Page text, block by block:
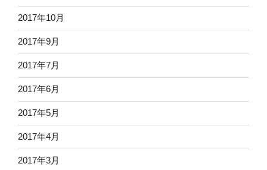
2017年10月
2017年9月
2017年7月
2017年6月
2017年5月
2017年4月
2017年3月